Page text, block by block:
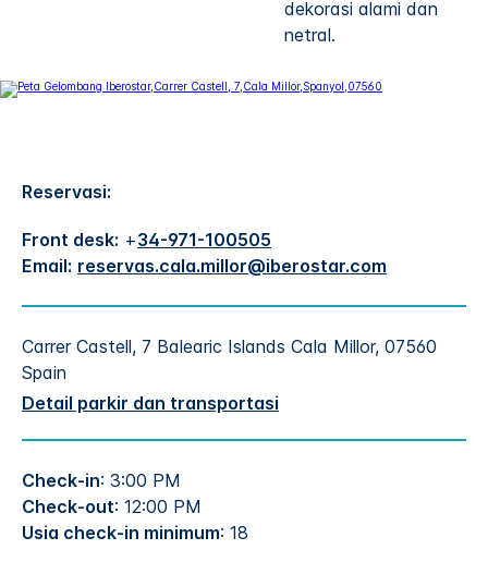
dekorasi alami dan
netral.
Reservasi:
Front desk: +34-971-100505
Email: reservas.cala.millor@iberostar.com
Carrer Castell, 7 Balearic Islands Cala Millor, 07560
Spain
Detail parkir dan transportasi
Check-in: 3:00 PM
Check-out: 12:00 PM
Usia check-in minimum: 18